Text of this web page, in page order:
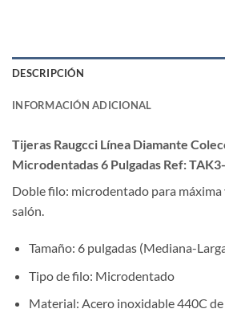
DESCRIPCIÓN
INFORMACIÓN ADICIONAL
Tijeras Raugcci Línea Diamante
Microdentadas 6 Pulgadas Ref:
Doble filo: microdentado para
salón.
Tamaño: 6 pulgadas (Mediana-
Tipo de filo: Microdentado
Material: Acero inoxidable 440C